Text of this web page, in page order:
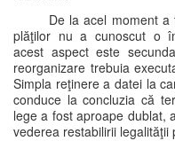
De la acel moment
plăţilor nu a cunoscut o
acest aspect este
reorganizare trebuia
Simpla reţinere a datei la
conduce la concluzia că
lege a fost aproape dublat,
vederea restabilirii legalităţii